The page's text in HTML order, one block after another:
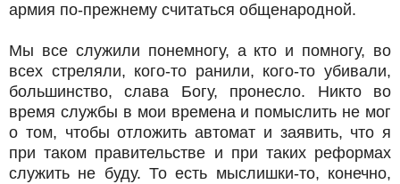
армия по-прежнему считаться общенародной.
Мы все служили понемногу, а кто и помногу, во
всех стреляли, кого-то ранили, кого-то убивали,
большинство, слава Богу, пронесло. Никто во
время службы в мои времена и помыслить не мог
о том, чтобы отложить автомат и заявить, что я
при таком правительстве и при таких реформах
служить не буду. То есть мыслишки-то, конечно,